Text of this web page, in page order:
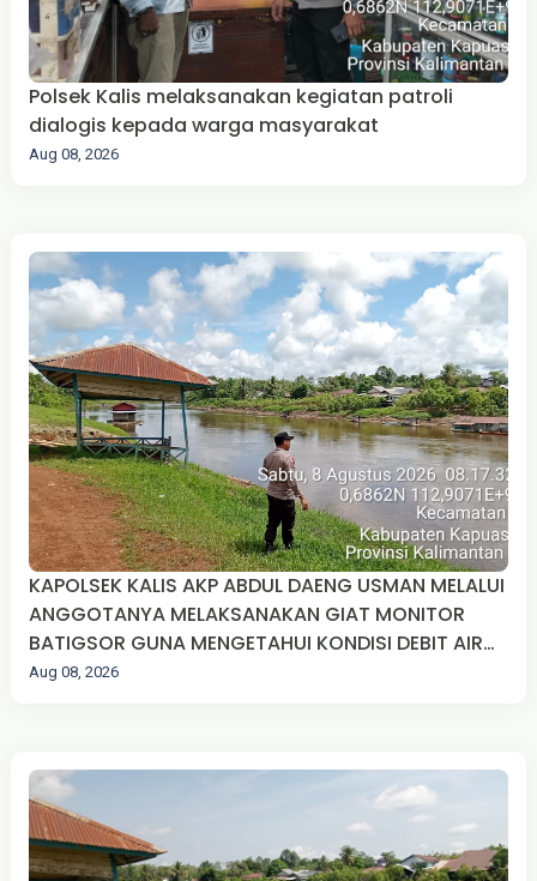
Polsek Kalis melaksanakan kegiatan patroli
dialogis kepada warga masyarakat
Aug 08, 2026
KAPOLSEK KALIS AKP ABDUL DAENG USMAN MELALUI
ANGGOTANYA MELAKSANAKAN GIAT MONITOR
BATIGSOR GUNA MENGETAHUI KONDISI DEBIT AIR
SUNGAI MANDAY.
Aug 08, 2026